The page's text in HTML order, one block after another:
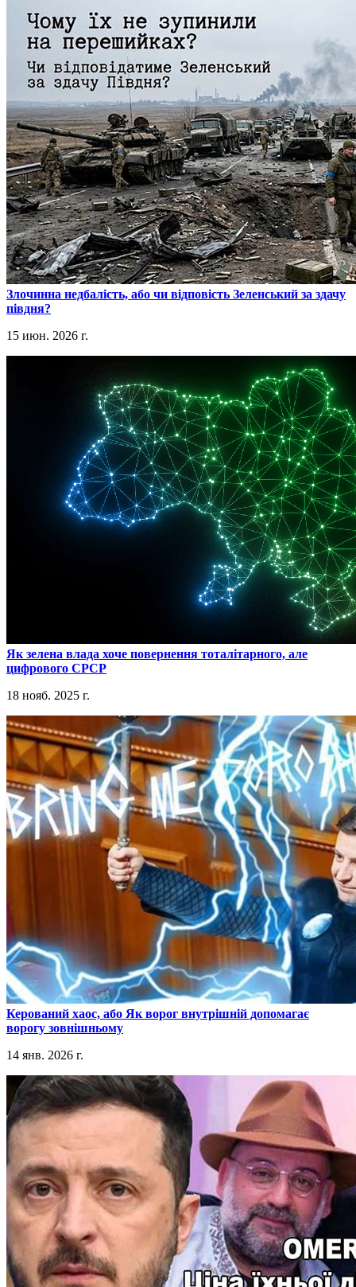
​Злочинна недбалість, або чи відповість Зеленський за здачу
півдня?
15 июн. 2026 г.
​Як зелена влада хоче повернення тоталітарного, але
цифрового СРСР
18 нояб. 2025 г.
​Керований хаос, або Як ворог внутрішній допомагає
ворогу зовнішньому
14 янв. 2026 г.